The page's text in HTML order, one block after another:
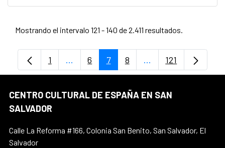
Mostrando el intervalo 121 - 140 de 2.411 resultados.
Página
1 ...Páginas intermedias Use TAB para
Página
6 Página
7 Página
8 ...PáginasPágina
121
CENTRO CULTURAL DE ESPAÑA EN SAN
SALVADOR
Calle La Reforma #166, Colonia San Benito, San Salvador, El
Salvador